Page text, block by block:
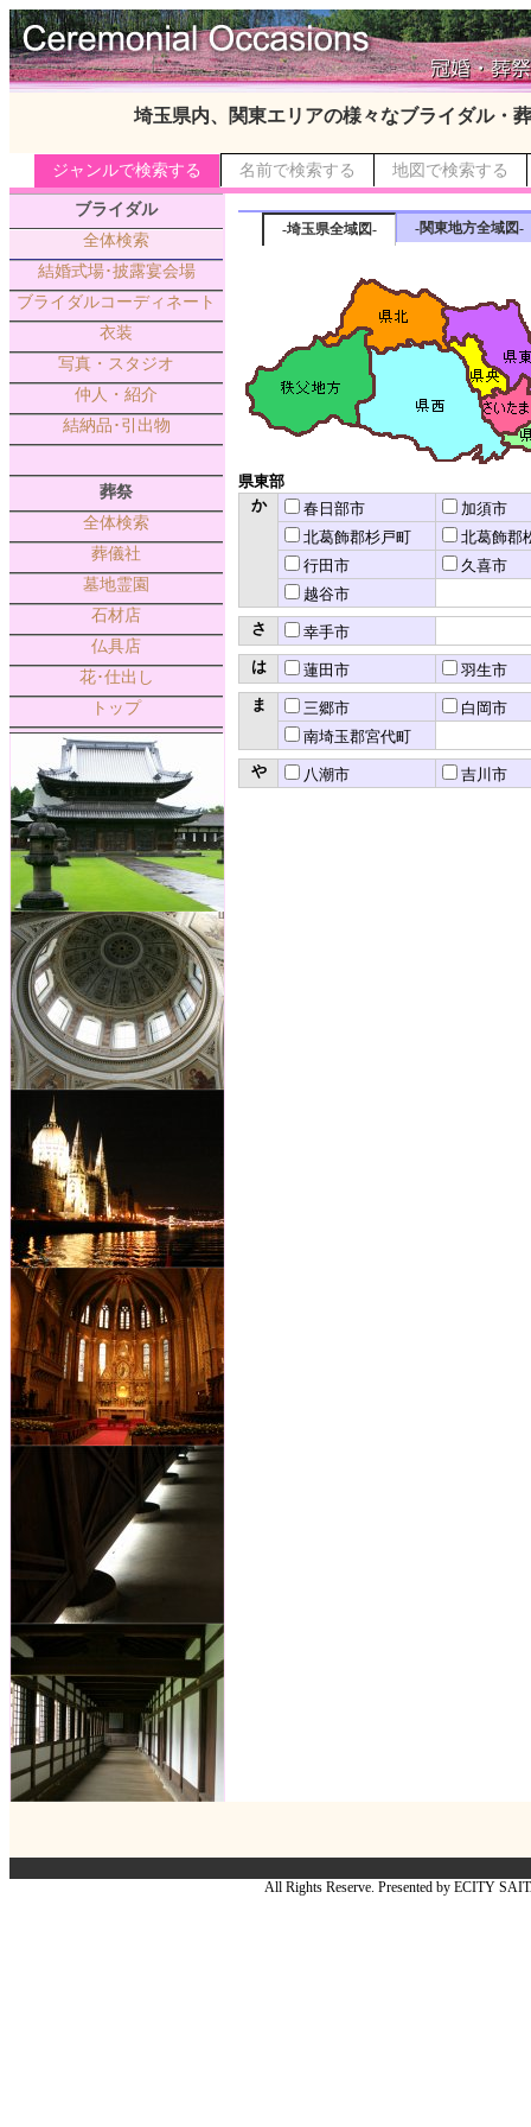
埼玉県内、関東エリアの様々なブライダル・
ジャンルで検索する 名前で検索する 地図で検索する
ブライダル
全体検索
結婚式場･披露宴会場
ブライダルコーディネート
衣装
写真・スタジオ
仲人・紹介
結納品･引出物
葬祭
全体検索
葬儀社
墓地霊園
石材店
仏具店
花･仕出し
トップ
-埼玉県全域図- -関東地方全域図-
県東部
か
春日部市
加須市
北葛飾郡杉戸町
北葛飾郡
行田市
久喜市
越谷市
さ
幸手市
は
蓮田市
羽生市
ま
三郷市
白岡市
南埼玉郡宮代町
や
八潮市 吉川市
All Rights Reserve. Presented by ECITY